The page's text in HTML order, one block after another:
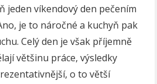
jeden víkendový den pečením
je to náročné a kuchyň pak
Celý den je však příjemně
většinu práce, výsledky
o to větší